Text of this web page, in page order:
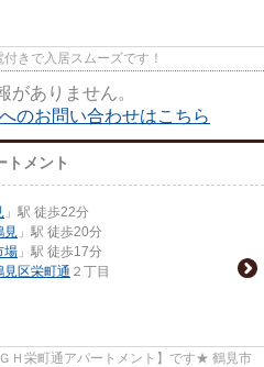
きで入居スムーズです！
がありません。
のお問い合わせはこちら
トメント
」駅 徒歩22分
見 」駅 徒歩20分
場 」駅 徒歩17分
見区栄町通 ２丁目
Ｈ栄町通アパートメント】です★ 鶴見市